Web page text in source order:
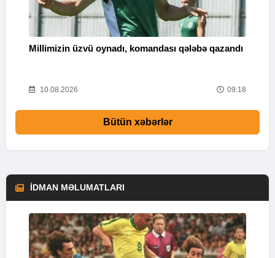
Millimizin üzvü oynadı, komandası qələbə qazandı
10.08.2026 09:18
Bütün xəbərlər
İDMAN MƏLUMATLARI